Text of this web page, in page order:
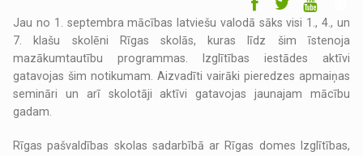
Jau no 1. septembra mācības latviešu valodā sāks visi 1., 4., un
7. klašu skolēni Rīgas skolās, kuras līdz šim īstenoja
mazākumtautību programmas. Izglītības iestādes aktīvi
gatavojas šim notikumam. Aizvadīti vairāki pieredzes apmaiņas
semināri un arī skolotāji aktīvi gatavojas jaunajam mācību
gadam.
Rīgas pašvaldības skolas sadarbībā ar Rīgas domes Izglītības,